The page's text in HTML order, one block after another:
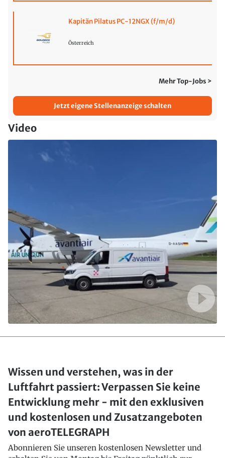
Kapitän Pilatus PC-12NGX (f/m/d)
Österreich
Mehr Top-Jobs >
Jetzt eigene Stellenanzeige schalten
Video
Wissen und verstehen, was in der
Luftfahrt passiert: Verpassen Sie keine
Entwicklung mehr - mit den exklusiven
und kostenlosen und Zusatzangeboten
von aeroTELEGRAPH
Abonnieren Sie unseren kostenlosen Newsletter und